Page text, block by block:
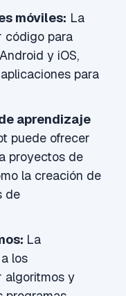
móviles: La
código para
y iOS,
para
aprendizaje
puede ofrecer
proyectos de
la creación de
de
La
los
algoritmos y